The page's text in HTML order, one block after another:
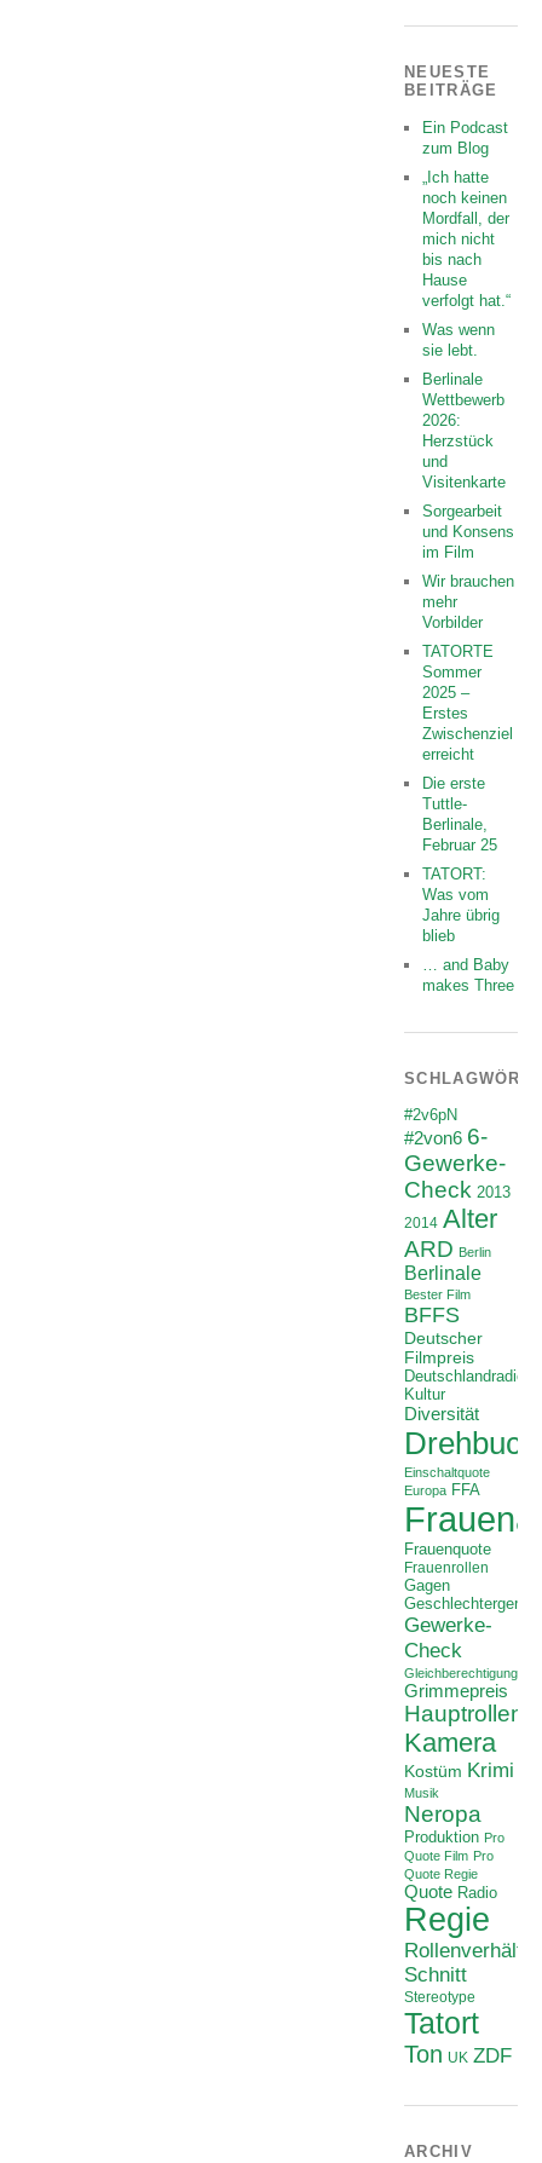
NEUESTE
BEITRÄGE
Ein Podcast
zum Blog
„Ich hatte
noch keinen
Mordfall, der
mich nicht
bis nach
Hause
verfolgt hat.“
Was wenn
sie lebt.
Berlinale
Wettbewerb
2026:
Herzstück
und
Visitenkarte
Sorgearbeit
und Konsens
im Film
Wir brauchen
mehr
Vorbilder
TATORTE
Sommer
2025 –
Erstes
Zwischenziel
erreicht
Die erste
Tuttle-
Berlinale,
Februar 25
TATORT:
Was vom
Jahre übrig
blieb
… and Baby
makes Three
#2v6pN
#2von6 6-
Gewerke-
Check 2013
2014 Alter
ARD Berlin
Berlinale
Bester Film
BFFS
Deutscher
Filmpreis
Deutschlandradio
Kultur
Diversität
Drehbuch
Einschaltquote
Europa FFA
Frauenquote
Frauenrollen
Gagen
Gewerke-
Check
Gleichberechtigung
Grimmepreis
Hauptrollen
Kamera
Kostüm Krimi
Musik
Neropa
Produktion Pro
Quote Film Pro
Quote Regie
Quote Radio
Regie
Schnitt
Stereotype
Tatort
Ton UK ZDF
ARCHIV